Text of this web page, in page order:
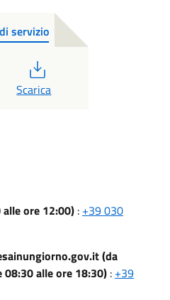
servizio
Scarica
ore 12:00) : +39 030
(da
08:30 alle ore 18:30) : +39